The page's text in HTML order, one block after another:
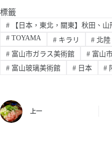
標籤
#【日本，東北，關東】秋田、山
#TOYAMA #キラリ # 北陸
#富山市ガラス美術館 #富山
#富山玻璃美術館 #日本 #
上一